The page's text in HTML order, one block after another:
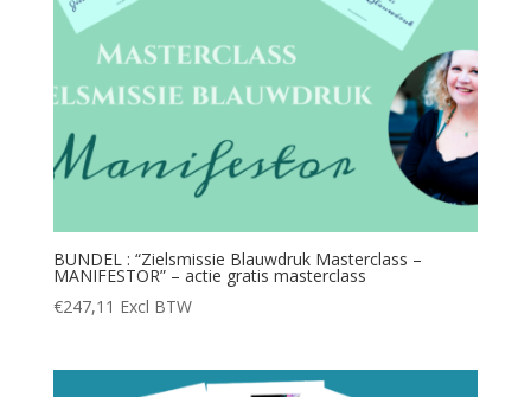
BUNDEL : “Zielsmissie Blauwdruk Masterclass –
MANIFESTOR” – actie gratis masterclass
€247,11 Excl BTW